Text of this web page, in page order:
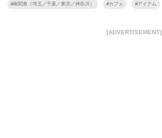
#南関東（埼玉／千葉／東京／神奈川） #カフェ #アイテム
[ADVERTISEMENT]